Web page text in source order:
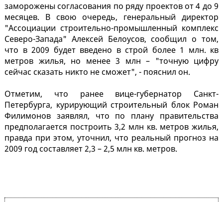
заморожены согласования по ряду проектов от 4 до 9
месяцев. В свою очередь, генеральный директор
"Ассоциации строительно-промышленный комплекс
Северо-Запада" Алексей Белоусов, сообщил о том,
что в 2009 будет введено в строй более 1 млн. кв
метров жилья, но менее 3 млн – "точную цифру
сейчас сказать никто не сможет", - пояснил он.
Отметим, что ранее вице-губернатор Санкт-
Петербурга, курирующий строительный блок Роман
Филимонов заявлял, что по плану правительства
предполагается построить 3,2 млн кв. метров жилья,
правда при этом, уточнил, что реальный прогноз на
2009 год составляет 2,3 – 2,5 млн кв. метров.